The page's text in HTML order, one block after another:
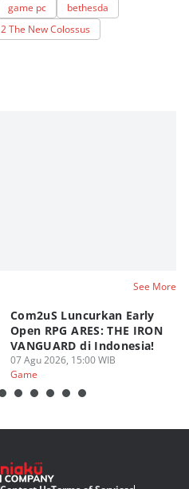
game pc
bethesda
The New Colossus
See More
Com2uS Luncurkan Early
Open RPG ARES: THE IRON
VANGUARD di Indonesia!
07 Agu 2026, 15:00 WIB
Game